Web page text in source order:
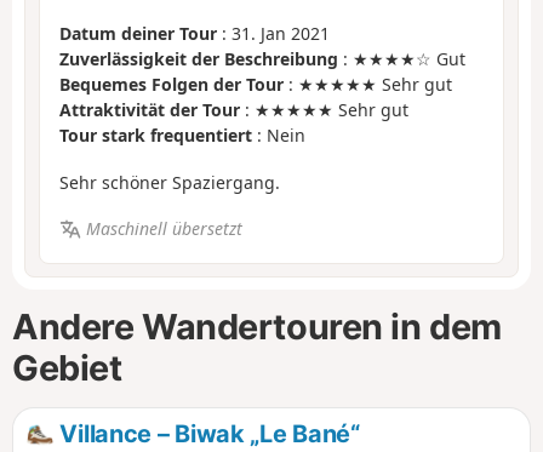
Datum deiner Tour : 31. Jan 2021
Zuverlässigkeit der Beschreibung : ★★★★☆ Gut
Bequemes Folgen der Tour : ★★★★★ Sehr gut
Attraktivität der Tour : ★★★★★ Sehr gut
Tour stark frequentiert : Nein
Sehr schöner Spaziergang.
Maschinell übersetzt
Andere Wandertouren in dem
Gebiet
Villance – Biwak „Le Bané“